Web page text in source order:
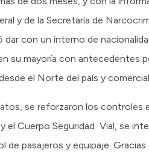
y de la Secretaría de
dar con un interno de
su mayoría con antecedentes
el Norte del país y
se reforzaron los controles
el Cuerpo Seguridad Vial, se
de pasajeros y equipaje.